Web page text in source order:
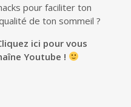
pour faciliter ton
de ton sommeil ?
ici pour vous
Youtube !